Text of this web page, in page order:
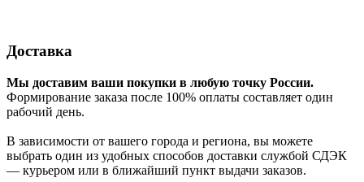
Доставка
Мы доставим ваши покупки в любую точку России.
Формирование заказа после 100% оплаты составляет один
рабочий день.
В зависимости от вашего города и региона, вы можете
выбрать один из удобных способов доставки службой СДЭК
— курьером или в ближайший пункт выдачи заказов.